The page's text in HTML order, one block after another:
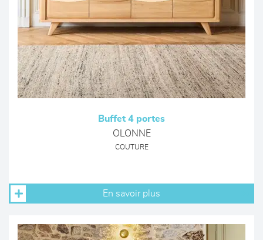
Buffet 4 portes
OLONNE
COUTURE
En savoir plus